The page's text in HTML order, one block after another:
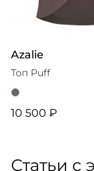
Azalie
Топ Puff
10 500 ₽
Статьи с